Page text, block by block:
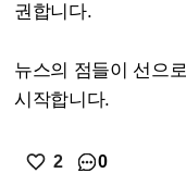
권합니다.
뉴스의 점들이 선으
시작합니다.
2 0